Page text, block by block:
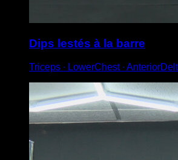
Dips lestés à la barre
Triceps ∙ LowerChest ∙